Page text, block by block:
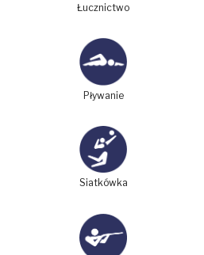
Łucznictwo
Pływanie
Siatkówka